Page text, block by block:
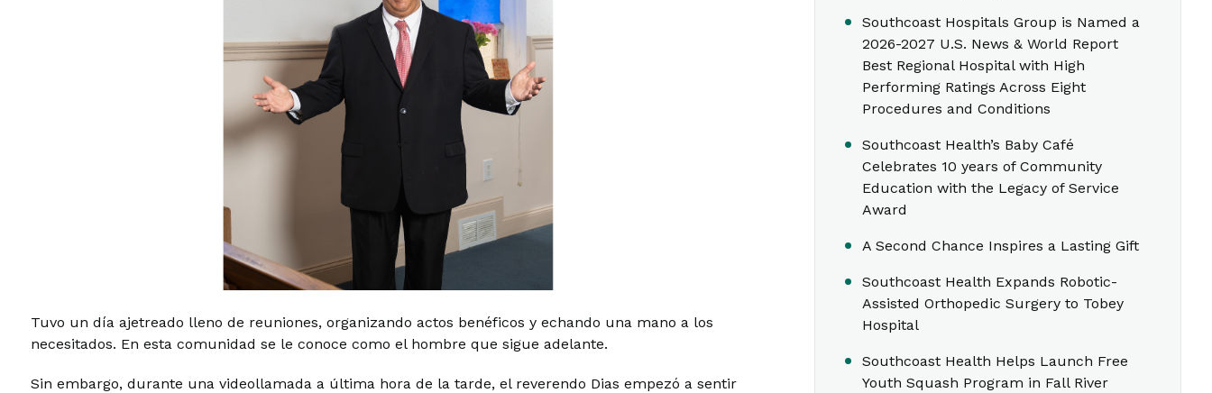
Tuvo un día ajetreado lleno de reuniones, organizando actos benéficos y echando una mano a los
necesitados. En esta comunidad se le conoce como el hombre que sigue adelante.
Sin embargo, durante una videollamada a última hora de la tarde, el reverendo Dias empezó a sentir
Southcoast Hospitals Group is Named a
2026-2027 U.S. News & World Report
Best Regional Hospital with High
Performing Ratings Across Eight
Procedures and Conditions
Southcoast Health’s Baby Café
Celebrates 10 years of Community
Education with the Legacy of Service
Award
A Second Chance Inspires a Lasting Gift
Southcoast Health Expands Robotic-
Assisted Orthopedic Surgery to Tobey
Hospital
Southcoast Health Helps Launch Free
Youth Squash Program in Fall River